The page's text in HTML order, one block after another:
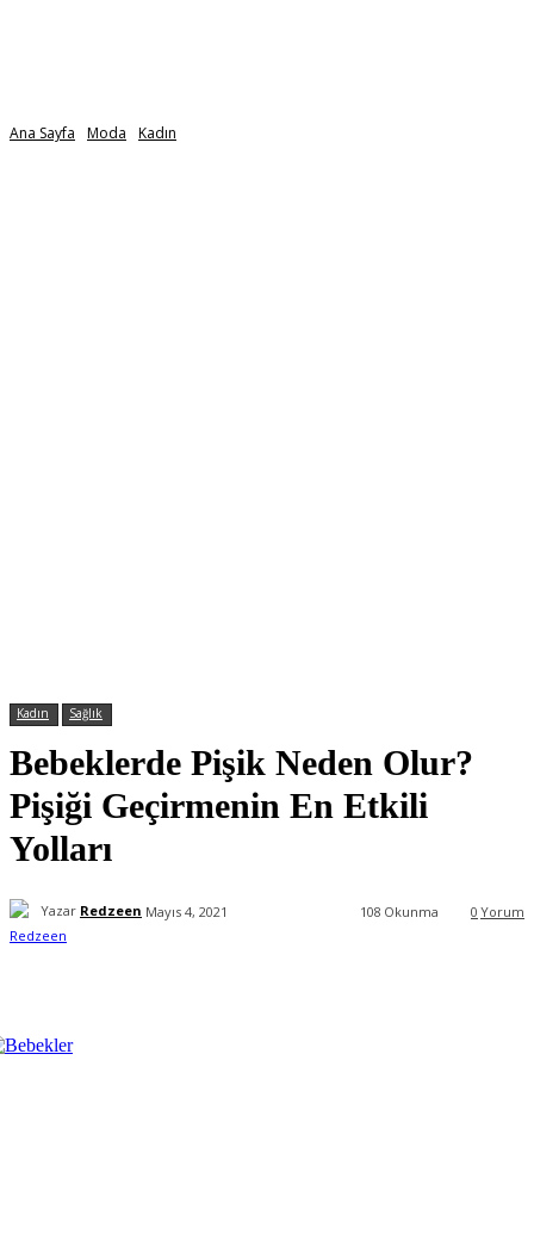
Ana Sayfa Moda Kadın
Kadın Sağlık
Bebeklerde Pişik Neden Olur?
Pişiği Geçirmenin En Etkili
Yolları
Yazar Redzeen Mayıs 4, 2021 0 Yorum
108 Okunma